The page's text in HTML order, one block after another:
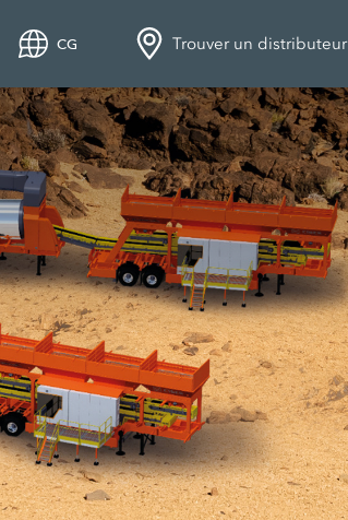
CG Trouver un distributeur